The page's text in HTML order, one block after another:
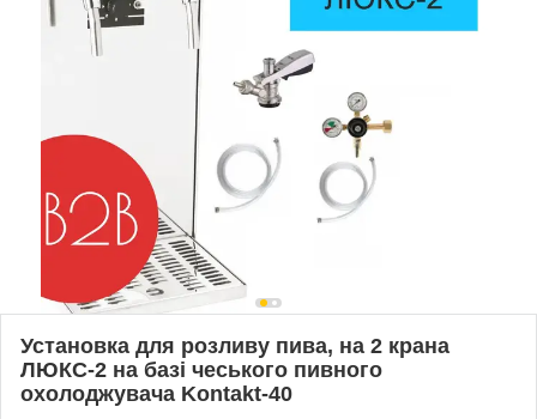
Установка для розливу пива, на 2 крана
ЛЮКС-2 на базі чеського пивного
охолоджувача Kontakt-40